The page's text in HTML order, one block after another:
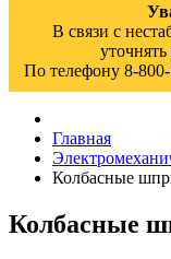
В связи с
По телефону 8-
Главная
Колбасные
Колбасные